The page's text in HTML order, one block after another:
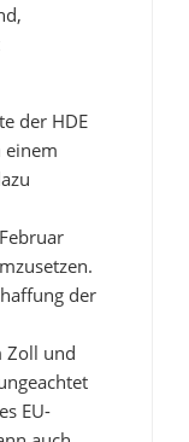
der HDE
einem
der
Zoll und
EU-